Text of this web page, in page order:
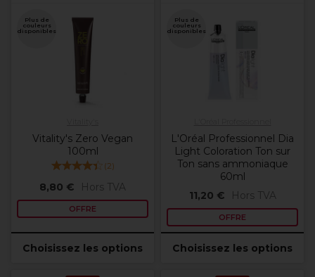
Plus de
couleurs
disponibles
Vitality's Zero Vegan
100ml
(2)
8,80 € Hors TVA
OFFRE
Choisissez les options
Plus de
couleurs
disponibles
L'Oréal Professionnel Dia
Light Coloration Ton sur
Ton sans ammoniaque
60ml
11,20 €
Hors TVA
OFFRE
Choisissez les options